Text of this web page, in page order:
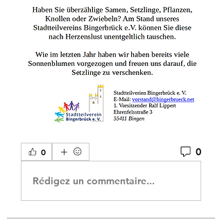
0 0
Rédigez un commentaire...